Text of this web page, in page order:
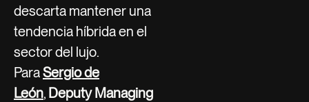
descarta mantener una
tendencia híbrida en el
sector del lujo.
ParaSergio de
León, Deputy Managing